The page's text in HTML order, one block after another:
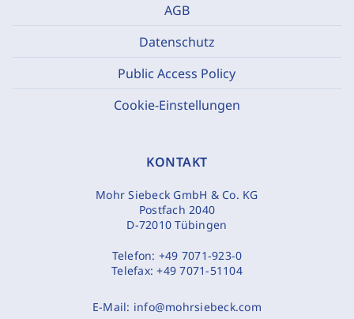
AGB
Datenschutz
Public Access Policy
Cookie-Einstellungen
KONTAKT
Mohr Siebeck GmbH & Co. KG
Postfach 2040
D-72010 Tübingen
Telefon: +49 7071-923-0
Telefax:+49 7071-51104
E-Mail: info@mohrsiebeck.com